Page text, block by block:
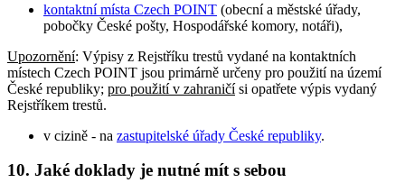
kontaktní místa Czech POINT (obecní a městské úřady,
pobočky České pošty, Hospodářské komory, notáři),
Upozornění: Výpisy z Rejstříku trestů vydané na kontaktních
místech Czech POINT jsou primárně určeny pro použití na území
České republiky; pro použití v zahraničísi opatřete výpis vydaný
Rejstříkem trestů.
v cizině - na zastupitelské úřady České republiky.
10. Jaké doklady je nutné mít s sebou